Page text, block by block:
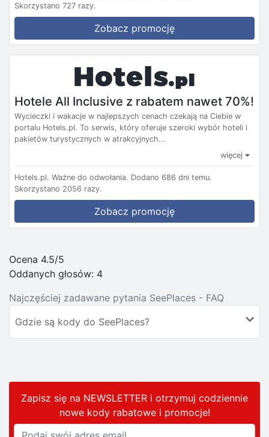
Skorzystano 727 razy.
Zobacz promocję
Hotele All Inclusive z rabatem nawet 70%!
Wycieczki i wakacje w najlepszych cenach czekają na Ciebie w
portalu Hotels.pl. To serwis, który oferuje szeroki wybór hoteli i
pakietów turystycznych w atrakcyjnych...
więcej
Hotels.pl. Ważne do odwołania. Dodano 686 dni temu.
Skorzystano 2056 razy.
Zobacz promocję
Ocena 4.5/5
Oddanych głosów: 4
Najczęściej zadawane pytania SeePlaces - FAQ
Gdzie są kody do SeePlaces?
Zapisz się na NEWSLETTER i otrzymuj codziennie
nowe kody rabatowei promocje!